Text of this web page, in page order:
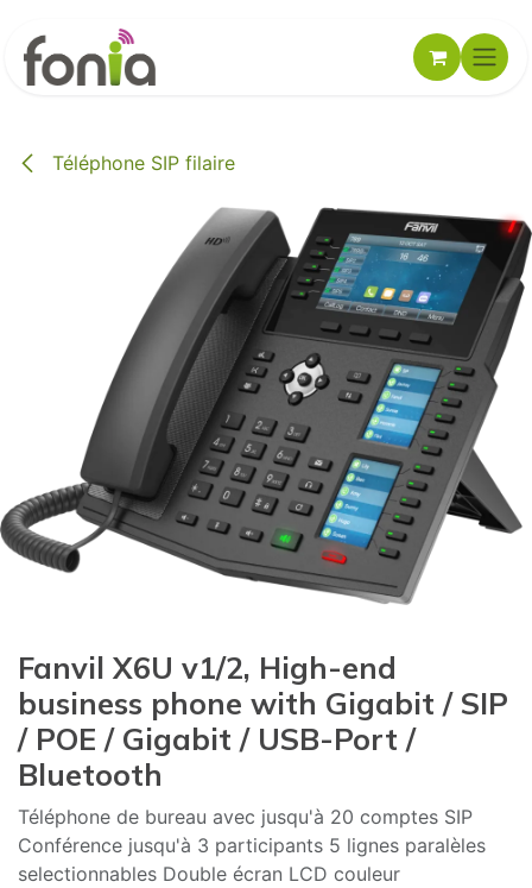
Téléphone SIP filaire
Fanvil X6U v1/2, High-end
business phone with Gigabit / SIP
/ POE / Gigabit / USB-Port /
Bluetooth
Téléphone de bureau avec jusqu'à 20 comptes SIP
Conférence jusqu'à 3 participants 5 lignes paralèles
selectionnables Double écran LCD couleur